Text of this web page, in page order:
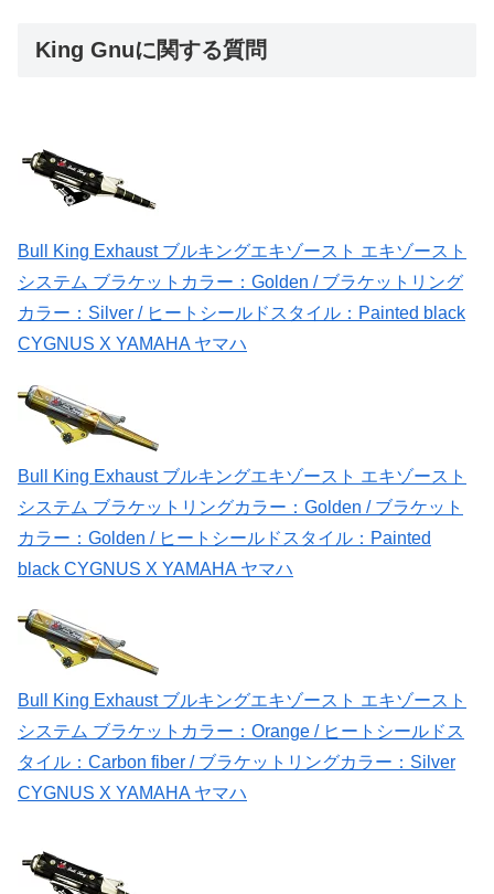
King Gnuに関する質問
Bull King Exhaust ブルキングエキゾースト エキゾースト
システム ブラケットカラー：Golden / ブラケットリング
カラー：Silver / ヒートシールドスタイル：Painted black
CYGNUS X YAMAHA ヤマハ
Bull King Exhaust ブルキングエキゾースト エキゾースト
システム ブラケットリングカラー：Golden / ブラケット
カラー：Golden / ヒートシールドスタイル：Painted
black CYGNUS X YAMAHA ヤマハ
Bull King Exhaust ブルキングエキゾースト エキゾースト
システム ブラケットカラー：Orange / ヒートシールドス
タイル：Carbon fiber / ブラケットリングカラー：Silver
CYGNUS X YAMAHA ヤマハ